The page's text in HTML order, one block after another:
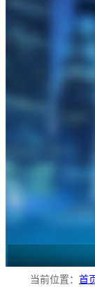
当前位置 ： 首